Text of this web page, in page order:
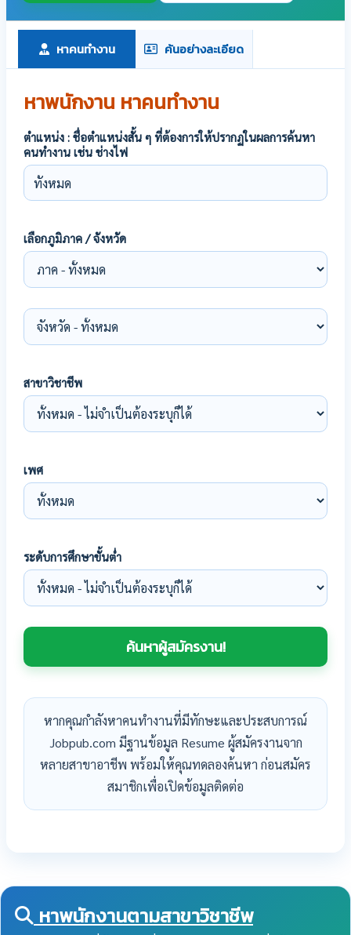
หาคนทำงาน ค้นอย่างละเอียด
หาพนักงาน หาคนทำงาน
ตำแหน่ง : ชื่อตำแหน่งสั้น ๆ ที่ต้องการให้ปรากฏในผลการค้นหา
คนทำงาน เช่น ช่างไฟ
เลือกภูมิภาค / จังหวัด
สาขาวิชาชีพ
เพศ
ระดับการศึกษาขั้นต่ำ
หากคุณกำลังหาคนทำงานที่มีทักษะและประสบการณ์
Jobpub.com มีฐานข้อมูล Resume ผู้สมัครงานจาก
หลายสาขาอาชีพ พร้อมให้คุณทดลองค้นหา ก่อนสมัคร
สมาชิกเพื่อเปิดข้อมูลติดต่อ
หาพนักงานตามสาขาวิชาชีพ